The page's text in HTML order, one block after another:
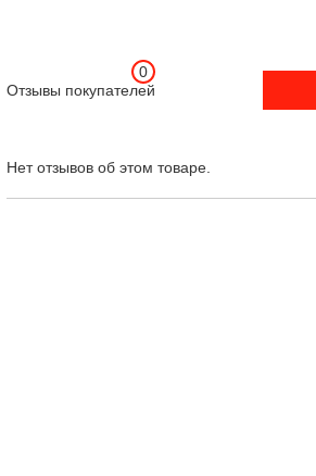
Отзывы покупателей
0
Нет отзывов об этом товаре.